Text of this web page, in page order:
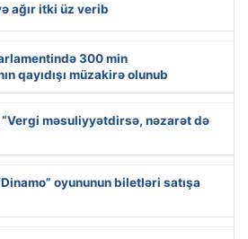
ağır itki üz verib
300 min
qayıdışı müzakirə olunub
məsuliyyətdirsə, nəzarət də
oyununun biletləri satışa